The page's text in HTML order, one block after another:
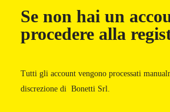
Se non hai un
procedere alla
Tutti gli account vengono processati
discrezione di Bonetti Srl.